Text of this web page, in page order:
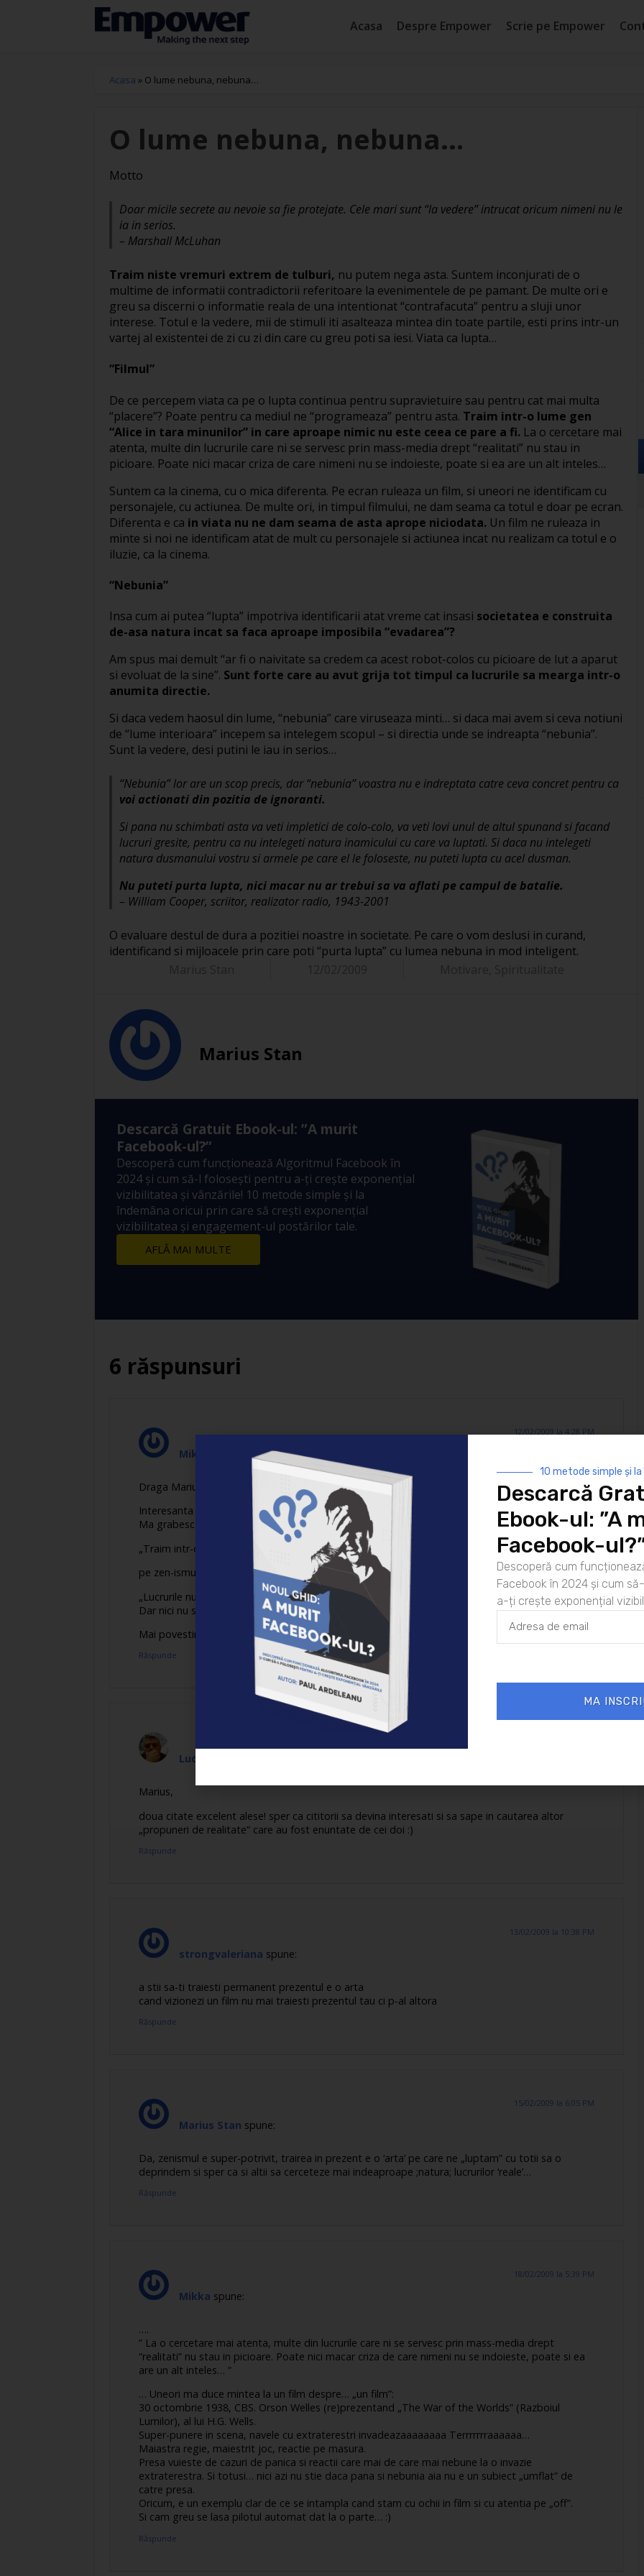
Acasa Despre Empower Scrie pe Empower
Acasa » O lume nebuna, nebuna…
O lume nebuna, nebuna…
Motto
Doar micile secrete au nevoie sa fie protejate. Cele mari sunt “la vedere” intrucat oricum nimeni nu le
ia in serios.
– Marshall McLuhan
Traim niste vremuri extrem de tulburi, nu putem nega asta. Suntem inconjurati de o
multime de informatii contradictorii referitoare la evenimentele de pe pamant. De multe ori e
greu sa discerni o informatie reala de una intentionat “contrafacuta” pentru a sluji unor
interese. Totul e la vedere, mii de stimuli iti asalteaza mintea din toate partile, esti prins intr-un
vartej al existentei de zi cu zi din care cu greu poti sa iesi. Viata ca lupta…
“Filmul”
De ce percepem viata ca pe o lupta continua pentru supravietuire sau pentru cat mai multa
“placere”? Poate pentru ca mediul ne “programeaza” pentru asta. Traim intr-o lume gen
“Alice in tara minunilor” in care aproape nimic nu este ceea ce pare a fi. La o cercetare mai
atenta, multe din lucrurile care ni se servesc prin mass-media drept “realitati” nu stau in
picioare. Poate nici macar criza de care nimeni nu se indoieste, poate si ea are un alt inteles…
Suntem ca la cinema, cu o mica diferenta. Pe ecran ruleaza un film, si uneori ne identificam cu
personajele, cu actiunea. De multe ori, in timpul filmului, ne dam seama ca totul e doar pe ecran.
Diferenta e ca in viata nu ne dam seama de asta aprope niciodata. Un film ne ruleaza in
minte si noi ne identificam atat de mult cu personajele si actiunea incat nu realizam ca totul e o
iluzie, ca la cinema.
“Nebunia”
Insa cum ai putea “lupta” impotriva identificarii atat vreme cat insasi societatea e construita
de-asa natura incat sa faca aproape imposibila “evadarea”?
Am spus mai demult “ar fi o naivitate sa credem ca acest robot-colos cu picioare de lut a aparut
si evoluat de la sine”. Sunt forte care au avut grija tot timpul ca lucrurile sa mearga intr-o
anumita directie.
Si daca vedem haosul din lume, “nebunia” care viruseaza minti… si daca mai avem si ceva notiuni
de “lume interioara” incepem sa intelegem scopul – si directia unde se indreapta “nebunia”.
Sunt la vedere, desi putini le iau in serios…
“Nebunia” lor are un scop precis, dar “nebunia” voastra nu e indreptata catre ceva concret pentru ca
voi actionati din pozitia de ignoranti.
Si pana nu schimbati asta va veti impletici de colo-colo, va veti lovi unul de altul spunand si facand
lucruri gresite, pentru ca nu intelegeti natura inamicului cu care va luptati. Si daca nu intelegeti
natura dusmanului vostru si armele pe care el le foloseste, nu puteti lupta cu acel dusman.
Nu puteti purta lupta, nici macar nu ar trebui sa va aflati pe campul de batalie.
– William Cooper, scriitor, realizator radio, 1943-2001
O evaluare destul de dura a pozitiei noastre in societate. Pe care o vom deslusi in curand,
identificand si mijloacele prin care poti “purta lupta” cu lumea nebuna in mod inteligent.
Marius Stan
Descarcă Gratuit Ebook-ul: ”A murit
Facebook-ul?”
Descoperă cum funcționează Algoritmul Facebook în
2024 și cum să-l folosești pentru a-ți crește exponențial
vizibilitatea și vânzările! 10 metode simple și la
îndemâna oricui prin care să crești exponențial
vizibilitatea și engagement-ul postărilor tale.
AFLĂ MAI MULTE
6 răspunsuri
Mikka
12/02/2009 la 4:28 PM
Draga Marius,
Interesanta scoatere in lume…
Ma grabesc un pic sa termin ceva la birou, asa ca pun acuma, ca prim comment, in legatura cu
„Traim intr-o lume gen “Alice in tara minunilor” in care aproape nimic nu este ceea ce pare a fi.”
pe zen-ismul meu preferat:
„Lucrurile nu sunt ce par a fi.
Dar nici nu sunt altceva”.
Mai povestim… :)
Răspunde
Luca
Marius,
doua citate excelent alese! sper ca cititorii sa devina interesati si sa sape in cautarea altor
„propuneri de realitate” care au fost enuntate de cei doi :)
Răspunde
strongvaleriana spune:
13/02/2009 la 10:38 PM
a stii sa-ti traiesti permanent prezentul e o arta
cand vizionezi un film nu mai traiesti prezentul tau ci p-al altora
Răspunde
Marius Stan spune:
15/02/2009 la 6:05 PM
Da, zenismul e super-potrivit, trairea in prezent e o ‘arta’ pe care ne „luptam” cu totii sa o
deprindem si sper ca si altii sa cerceteze mai indeaproape ;natura; lucrurilor ‘reale’…
Răspunde
Mikka spune:
18/02/2009 la 5:39 PM
….
” La o cercetare mai atenta, multe din lucrurile care ni se servesc prin mass-media drept
“realitati” nu stau in picioare. Poate nici macar criza de care nimeni nu se indoieste, poate si ea
are un alt inteles… ”
… Uneori ma duce mintea la un film despre… „un film”:
30 octombrie 1938, CBS. Orson Welles (re)prezentand „The War of the Worlds” (Razboiul
Lumilor), al lui H.G. Wells.
Super-punere in scena, navele cu extraterestri invadeazaaaaaaaa Terrrrrrraaaaaa…
Maiastra regie, maiestrit joc, reactie pe masura.
Presa vuieste de cazuri de panica si reactii care mai de care mai nebune la o invazie
extraterestra. Si totusi… nici azi nu stie daca pana si nebunia aia nu e un subiect „umflat” de
catre presa.
Oricum, e un exemplu clar de ce se intampla cand stam cu ochii in film si cu atentia pe „off”.
Si cam greu se lasa pilotul automat dat la o parte… :)
Răspunde
10 metode simple și
Descarcă
Ebook-ul: ”A
Facebook-
Descoperă cum
Facebook în 2024 și cum
a-ți crește exponențial
MA